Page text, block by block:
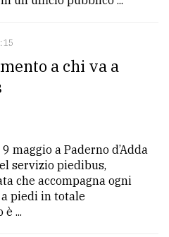
a chi va a
maggio a Paderno d’Adda
servizio piedibus,
che accompagna ogni
piedi in totale
...